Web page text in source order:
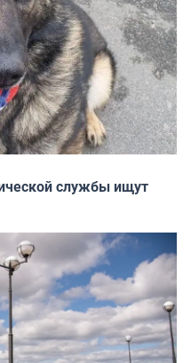
службы ищут